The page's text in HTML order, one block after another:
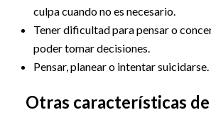
culpa cuando no es necesario.
Tener dificultad para pensar o
poder tomar decisiones.
Pensar, planear o intentar suicidarse.
Otras características